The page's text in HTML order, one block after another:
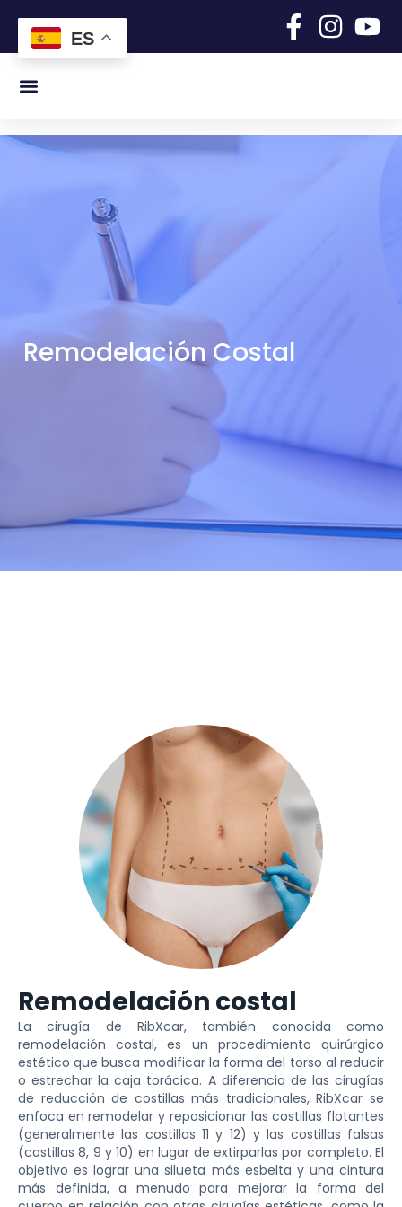
contenido
Remodelación Costal
Remodelación costal
La cirugía de RibXcar, también conocida como
remodelación costal, es un procedimiento quirúrgico
estético que busca modificar la forma del torso al reducir
o estrechar la caja torácica. A diferencia de las cirugías
de reducción de costillas más tradicionales, RibXcar se
enfoca en remodelar y reposicionar las costillas flotantes
(generalmente las costillas 11 y 12) y las costillas falsas
(costillas 8, 9 y 10) en lugar de extirparlas por completo. El
objetivo es lograr una silueta más esbelta y una cintura
más definida, a menudo para mejorar la forma del
ES